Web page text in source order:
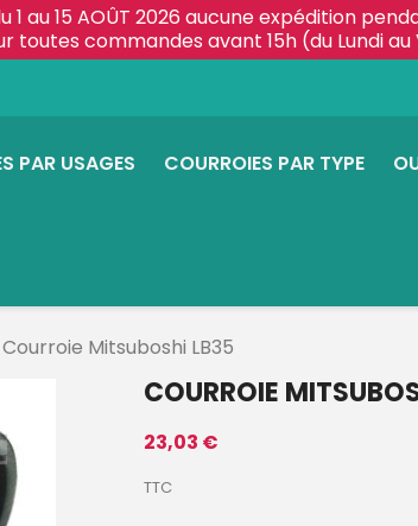
au 15 AOÛT 2026 aucune expédition
toutes commandes avant 15h (du Lundi
PAR USAGES COURROIES PAR TYPE
Courroie Mitsuboshi LB35
COURROIE
23,03 €
TTC